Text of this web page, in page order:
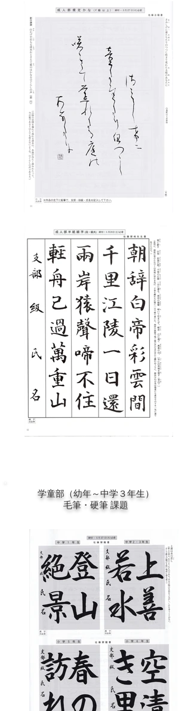
学童部（幼年～中学３年生）
毛筆・硬筆 課題